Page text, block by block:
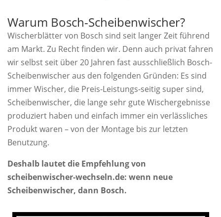
Warum Bosch-Scheibenwischer?
Wischerblätter von Bosch sind seit langer Zeit führend
am Markt. Zu Recht finden wir. Denn auch privat fahren
wir selbst seit über 20 Jahren fast ausschließlich Bosch-
Scheibenwischer aus den folgenden Gründen: Es sind
immer Wischer, die Preis-Leistungs-seitig super sind,
Scheibenwischer, die lange sehr gute Wischergebnisse
produziert haben und einfach immer ein verlässliches
Produkt waren – von der Montage bis zur letzten
Benutzung.
Deshalb lautet die Empfehlung von
scheibenwischer-wechseln.de: wenn neue
Scheibenwischer, dann Bosch.